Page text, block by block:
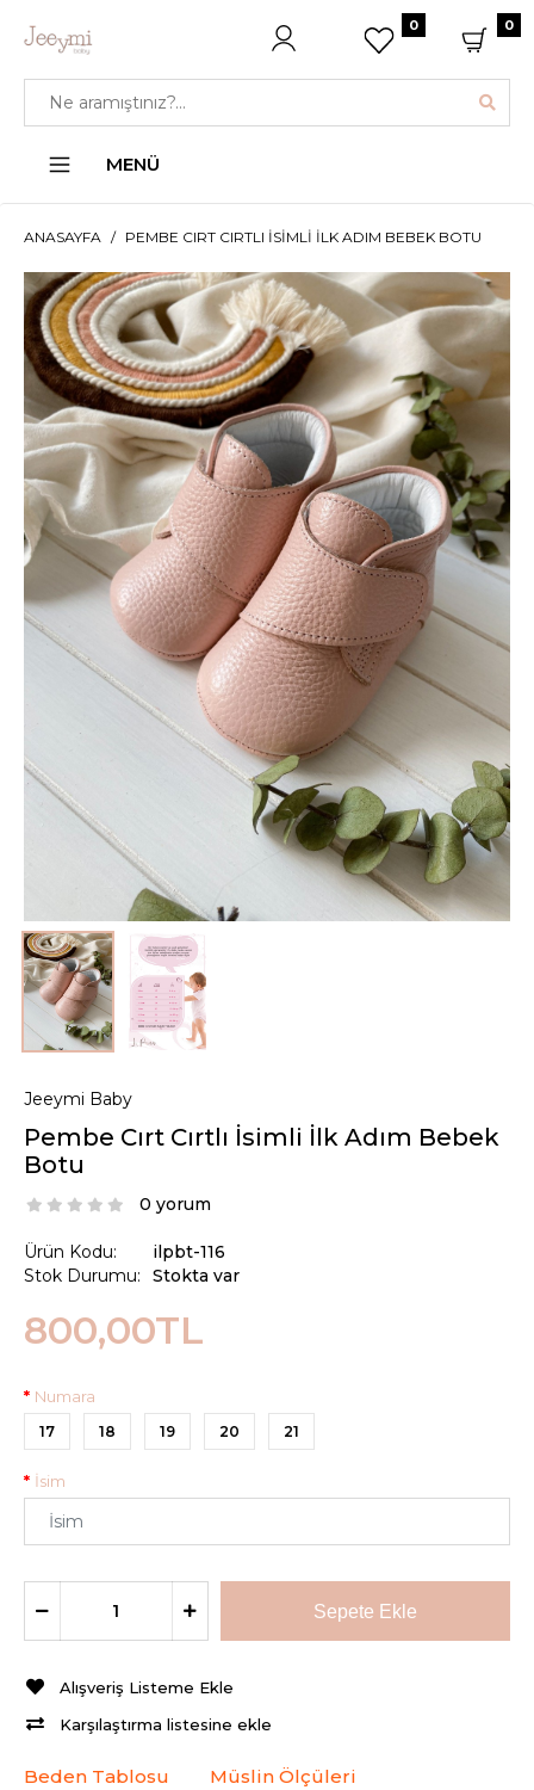
0 0
MENÜ
ANASAYFA PEMBE CIRT CIRTLI İSIMLI İLK ADIM BEBEK BOTU
Jeeymi Baby
Pembe Cırt Cırtlı İsimli İlk Adım Bebek
Botu
0 yorum
Ürün Kodu:
Stok Durumu:
ilpbt-116
Stokta var
800,00TL
Numara
17 18 19 20 21
İsim
Alışveriş Listeme Ekle
Karşılaştırma listesine ekle
Beden Tablosu Müslin Ölçüleri